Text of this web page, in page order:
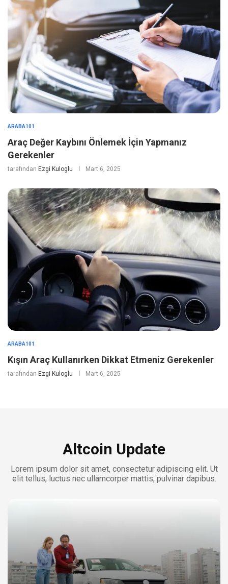
ARABA101
Araç Değer Kaybını Önlemek İçin Yapmanız
Gerekenler
tarafından Ezgi Kuloglu Mart 6, 2025
ARABA101
Kışın Araç Kullanırken Dikkat Etmeniz Gerekenler
tarafından Ezgi Kuloglu Mart 6, 2025
Altcoin Update
Lorem ipsum dolor sit amet, consectetur adipiscing elit. Ut
elit tellus, luctus nec ullamcorper mattis, pulvinar dapibus.